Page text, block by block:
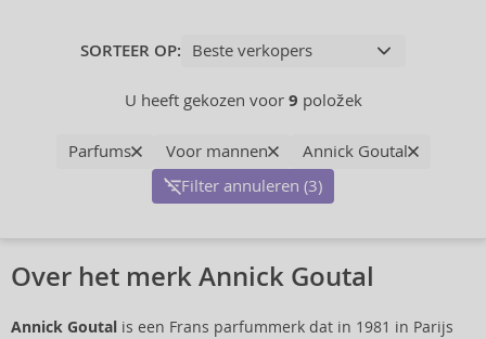
SORTEER OP:
U heeft gekozen voor 9 položek
Parfums Voor mannen
Annick Goutal
Filter annuleren (3)
Over het merk Annick Goutal
Annick Goutal is een Frans parfummerk dat in 1981 in Parijs